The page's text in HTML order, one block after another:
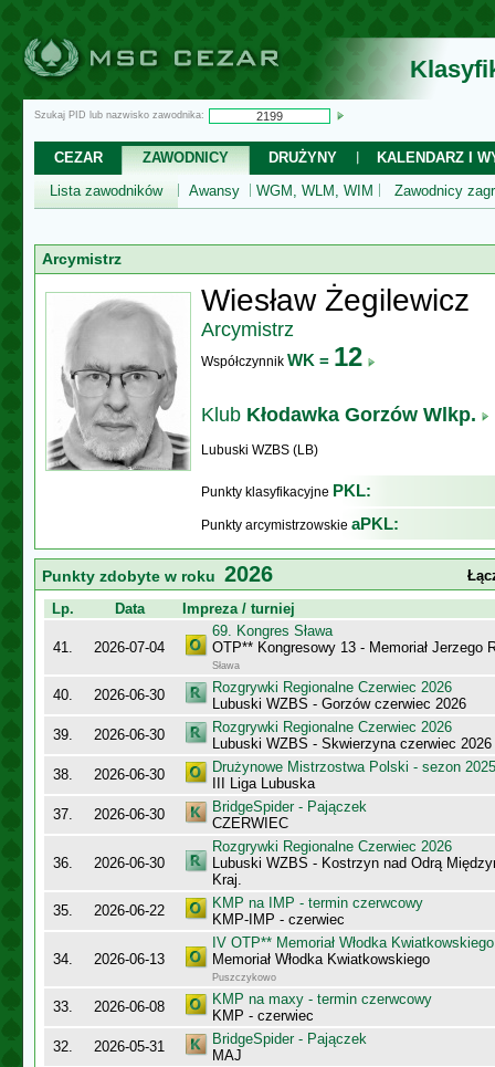
Szukaj PID lub nazwisko zawodnika:
CEZAR ZAWODNICY DRUŻYNY
KALENDARZ I
Lista zawodników
Awansy WGM, WLM, WIM Zawodnicy
Arcymistrz
Wiesław Żegilewicz
Arcymistrz
Współczynnik WK = 12
Klub Kłodawka Gorzów Wlkp.
Lubuski WZBS (LB)
Punkty klasyfikacyjne PKL:
Punkty arcymistrzowskie aPKL:
Punkty zdobyte w roku 2026
Lp.
Data Impreza / turniej
41. 2026-07-04
69. Kongres Sława
OTP** Kongresowy 13 - Memoriał Jerzego
Sława
40. 2026-06-30
Rozgrywki Regionalne Czerwiec 2026
Lubuski WZBS - Gorzów czerwiec 2026
39.
2026-06-30
Rozgrywki Regionalne Czerwiec 2026
Lubuski WZBS - Skwierzyna czerwiec 2026
38.
2026-06-30
Drużynowe Mistrzostwa Polski - sezon
III Liga Lubuska
37.
2026-06-30
BridgeSpider - Pajączek
CZERWIEC
36. 2026-06-30
Rozgrywki Regionalne Czerwiec 2026
Lubuski WZBS - Kostrzyn nad Odrą
Kraj.
35.
2026-06-22
KMP na IMP - termin czerwcowy
KMP-IMP - czerwiec
34. 2026-06-13
IV OTP** Memoriał Włodka Kwiatkowskiego
Memoriał Włodka Kwiatkowskiego
Puszczykowo
33. 2026-06-08
KMP na maxy - termin czerwcowy
KMP - czerwiec
32.
2026-05-31
BridgeSpider - Pajączek
MAJ